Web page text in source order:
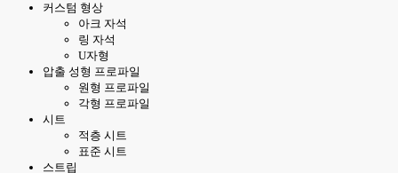
커스텀 형상
아크 자석
링 자석
U자형
압출 성형 프로파일
원형 프로파일
각형 프로파일
시트
적층 시트
표준 시트
스트립